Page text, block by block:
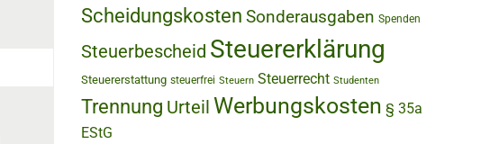
Scheidungskosten Sonderausgaben Spenden
Steuerbescheid Steuererklärung
Steuererstattung steuerfrei Steuern Steuerrecht Studenten
Trennung Urteil Werbungskosten § 35a
EStG